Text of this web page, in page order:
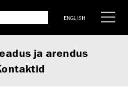
ENGLISH
ja arendus